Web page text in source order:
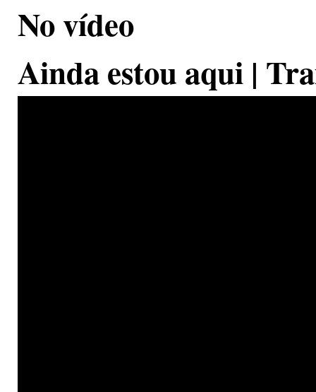
No vídeo
Ainda estou aqui |